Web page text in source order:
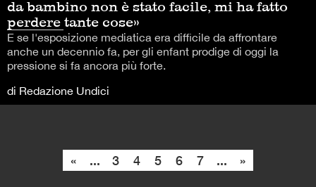
da bambino non è stato facile, mi ha fatto
perdere tante cose»
E se l'esposizione mediatica era difficile da affrontare
anche un decennio fa, per gli enfant prodige di oggi la
pressione si fa ancora più forte.
di Redazione Undici
« ... 3 4 5 6 7 ... »